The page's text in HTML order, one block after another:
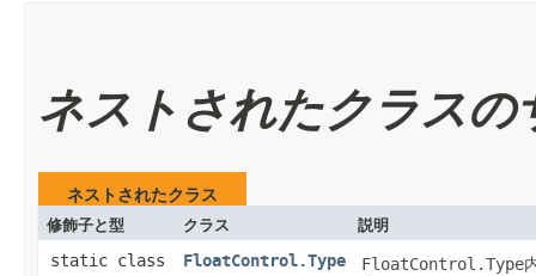
ネストされたクラスの
ネストされたクラス
修飾子と型 クラス 説明
static class FloatControl.Type FloatControl.Type